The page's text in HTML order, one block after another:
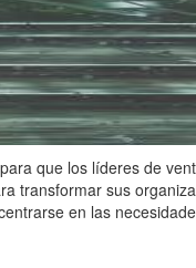
que los líderes de
transformar sus
en las